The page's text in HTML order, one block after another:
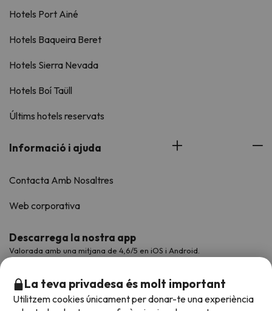
Hotels Port Ainé
Hotels Baqueira Beret
Hotels Sierra Nevada
Hotels Boí Taüll
Últims hotels reservats
Informació i ajuda
Contacta Amb Nosaltres
Web corporativa
Descarrega la nostra app
Valorada amb una mitjana de 4,6/5 en iOS i Android.
La teva privadesa és molt important
Utilitzem cookies únicament per donar-te una experiència